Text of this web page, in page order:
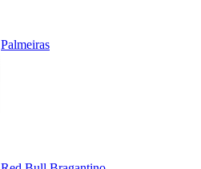
Palmeiras